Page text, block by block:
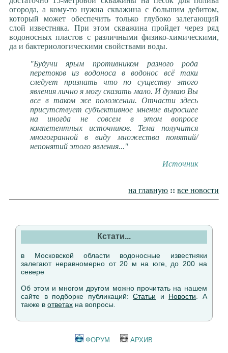
огорода, а кому-то нужна скважина с большим дебитом,
который может обеспечить только глубоко залегающий
слой известняка. При этом скважина пройдет через ряд
водоносных пластов с различными физико-химическими,
да и бактериологическими свойствами воды.
"Будучи ярым противником разного рода
перетоков из водоноса в водонос всё таки
следует признать что по существу этого
явления лично я могу сказать мало. И думаю Вы
все в таком же положении. Отчасти здесь
присутствует субъективное мнение выросшее
на иногда не совсем в этом вопросе
компетентных источников. Тема получится
многогранной в виду множества понятий/
непонятий этого явления..."
Источник
на главную :: все новости
Кстати...
в Московской области водоносные известняки
залегают неравномерно от 20 м на юге, до 200 на
севере
Об этом и многом другом можно прочитать на нашем
сайте в подборке публикаций:Статьи и Новости . А
также вответах на вопросы.
ФОРУМ АРХИВ